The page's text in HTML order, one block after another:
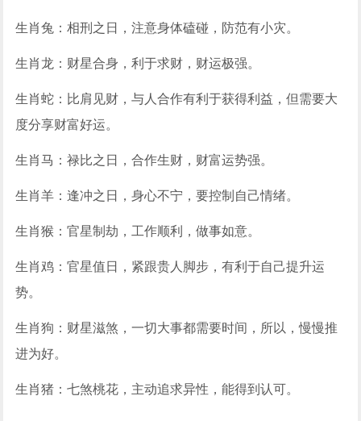
生肖兔：相刑之日，注意身体磕碰，防范有小灾。
生肖龙：财星合身，利于求财，财运极强。
生肖蛇：比肩见财，与人合作有利于获得利益，但需要大
度分享财富好运。
生肖马：禄比之日，合作生财，财富运势强。
生肖羊：逢冲之日，身心不宁，要控制自己情绪。
生肖猴：官星制劫，工作顺利，做事如意。
生肖鸡：官星值日，紧跟贵人脚步，有利于自己提升运
势。
生肖狗：财星滋煞，一切大事都需要时间，所以，慢慢推
进为好。
生肖猪：七煞桃花，主动追求异性，能得到认可。